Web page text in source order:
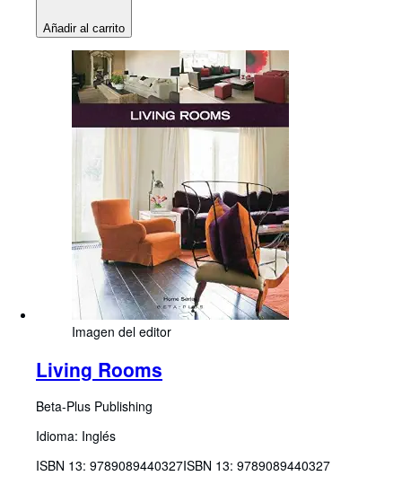
Añadir al carrito
Imagen del editor
Living Rooms
Beta-Plus Publishing
Idioma: Inglés
ISBN 13: 9789089440327ISBN 13: 9789089440327